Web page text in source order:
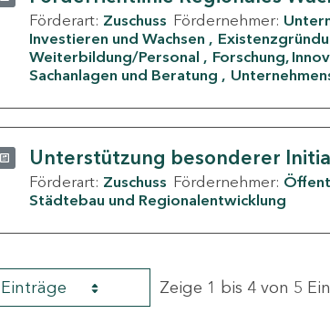
Förderart: Zuschuss Fördernehmer:
Investieren und Wachsen
Weiterbildung/Personal
Forschung,
Sachanlagen und Beratung
Unterstützung besonderer
Förderart: Zuschuss Fördernehmer:
Städtebau und Regionalentwicklung
Zeige 1 bis 4 von 5